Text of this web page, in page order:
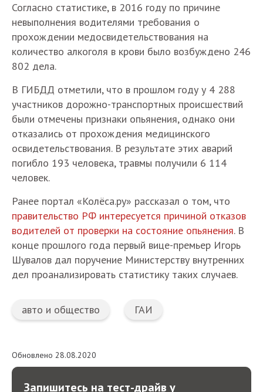
Согласно статистике, в 2016 году по причине
невыполнения водителями требования о
прохождении медосвидетельствования на
количество алкоголя в крови было возбуждено 246
802 дела.
В ГИБДД отметили, что в прошлом году у 4 288
участников дорожно-транспортных происшествий
были отмечены признаки опьянения, однако они
отказались от прохождения медицинского
освидетельствования. В результате этих аварий
погибло 193 человека, травмы получили 6 114
человек.
Ранее портал «Колёса.ру» рассказал о том, что
правительство РФ интересуется причиной отказов
водителей от проверки на состояние опьянения. В
конце прошлого года первый вице-премьер Игорь
Шувалов дал поручение Министерству внутренних
дел проанализировать статистику таких случаев.
авто и общество ГАИ
Обновлено 28.08.2020
Запишитесь на тест-драйв у